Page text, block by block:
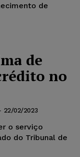
de
de
no
22/02/2023
o serviço
do Tribunal de